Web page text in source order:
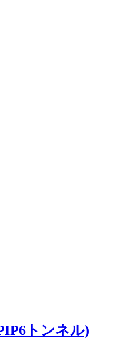
トンネル)